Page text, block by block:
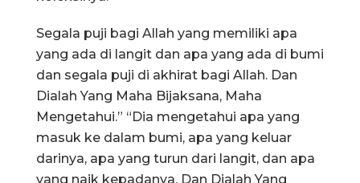
Segala puji bagi Allah yang memiliki apa
yang ada di langit dan apa yang ada di bumi
dan segala puji di akhirat bagi Allah. Dan
Dialah Yang Maha Bijaksana, Maha
Mengetahui.” “Dia mengetahui apa yang
masuk ke dalam bumi, apa yang keluar
darinya, apa yang turun dari langit, dan apa
yang naik kepadanya. Dan Dialah Yang